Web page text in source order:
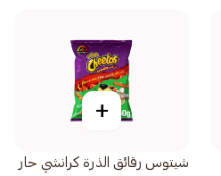
+
شيتوس رقائق الذرة كرانشي حار